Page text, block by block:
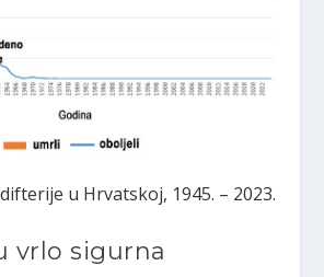
u Hrvatskoj, 1945. – 2023.
vrlo sigurna